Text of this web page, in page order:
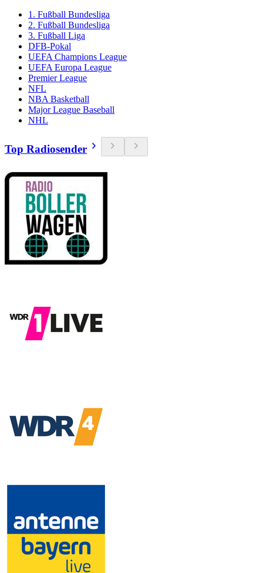
1. Fußball Bundesliga
2. Fußball Bundesliga
3. Fußball Liga
DFB-Pokal
UEFA Champions League
UEFA Europa League
Premier League
NFL
NBA Basketball
Major League Baseball
NHL
Top Radiosender